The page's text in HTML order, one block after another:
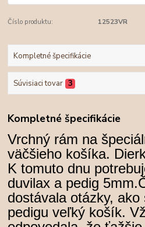
Číslo produktu: 12523VR
Kompletné špecifikácie
Súvisiaci tovar 3
Kompletné špecifikácie
Vrchný rám na
väčšieho košíka.
K tomuto dnu
duvilax a pedig
dostávala otázky,
pedigu veľký košík.